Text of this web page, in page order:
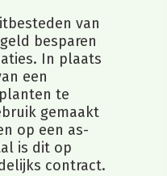
van
besparen
In plaats
een
te
gemaakt
op een as-
is dit op
contract.